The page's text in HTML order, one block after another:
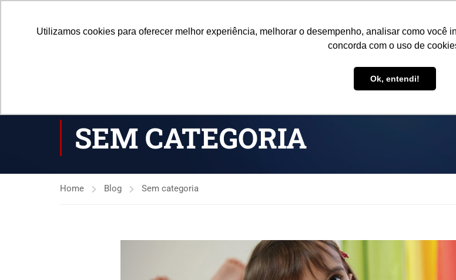
Utilizamos cookies para oferecer melhor experiência, melhorar o desempenho, analisar como você
concorda com o uso de
Ok, entendi!
EDUCADORES CURSOS
SEM CATEGORIA
Home Blog Sem categoria